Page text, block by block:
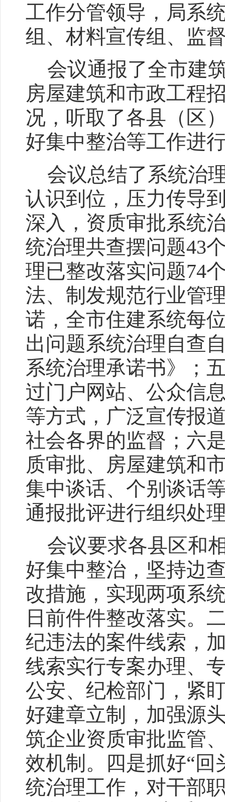
工作分管领导，局系
组、材料宣传组、监
会议通报了全市建
房屋建筑和市政工程
况，听取了各县（区
好集中整治等工作进
会议总结了系统治
认识到位，压力传导
深入，资质审批系统
统治理共查摆问题43
理已整改落实问题74
法、制发规范行业管
诺，全市住建系统每
出问题系统治理自查
系统治理承诺书》；
过门户网站、公众信
等方式，广泛宣传报
社会各界的监督；六
质审批、房屋建筑和
集中谈话、个别谈话
通报批评进行组织处
会议要求各县区和
好集中整治，坚持边
改措施，实现两项系
日前件件整改落实。
纪违法的案件线索，
线索实行专案办理、
公安、纪检部门，紧
好建章立制，加强源
筑企业资质审批监管
效机制。四是抓好“回
统治理工作，对干部